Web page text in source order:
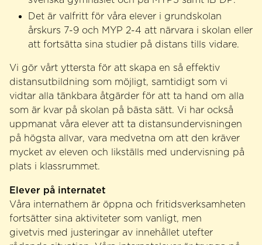
Det är valfritt för våra elever i grundskolan
årskurs 7-9 och MYP 2-4 att närvara i skolan eller
att fortsätta sina studier på distans tills vidare.
Vi gör vårt yttersta för att skapa en så effektiv
distansutbildning som möjligt, samtidigt som vi
vidtar alla tänkbara åtgärder för att ta hand om alla
som är kvar på skolan på bästa sätt. Vi har också
uppmanat våra elever att ta distansundervisningen
på högsta allvar, vara medvetna om att den kräver
mycket av eleven och likställs med undervisning på
plats i klassrummet.
Elever på internatet
Våra internathem är öppna och fritidsverksamheten
fortsätter sina aktiviteter som vanligt, men
givetvis med justeringar av innehållet utefter